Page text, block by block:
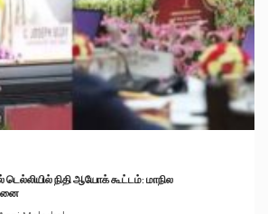
டெல்லியில் நிதி ஆயோக் கூட்டம்: மாநில